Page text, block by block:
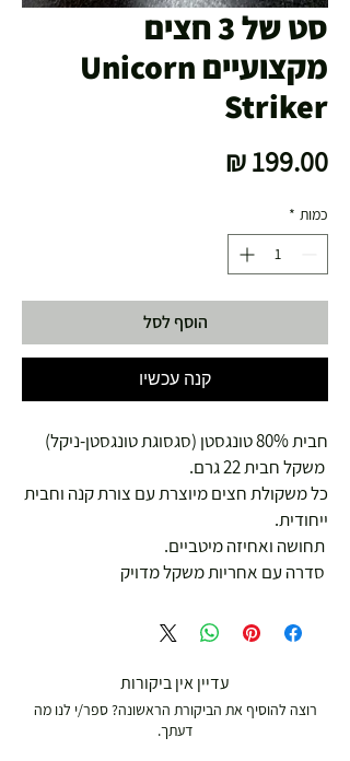
סט של 3 חצים
מקצועיים Unicorn
Striker
כמות *
הוסף לסל
קנה עכשיו
חבית 80% טונגסטן (סגסוגת טונגסטן-ניקל)
משקל חבית 22 גרם.
כל משקולת חצים מיוצרת עם צורת קנה וחבית
ייחודית.
תחושה ואחיזה מיטביים.
סדרה עם אחריות משקל מדויק
עדיין אין ביקורות
רוצה להוסיף את הביקורת הראשונה? ספר/י לנו מה
דעתך.